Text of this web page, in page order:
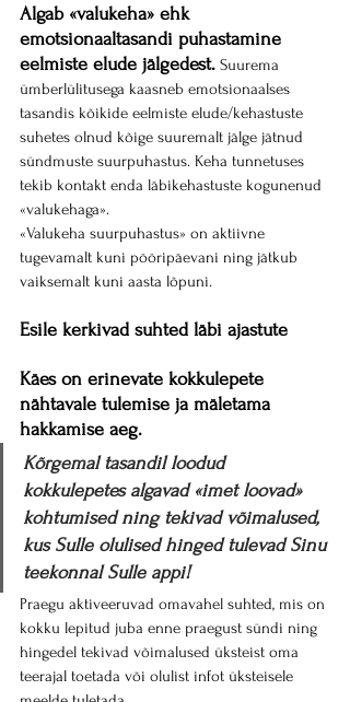
Algab «valukeha» ehk
emotsionaaltasandi puhastamine
eelmiste elude jälgedest. Suurema
ümberlülitusega kaasneb emotsionaalses
tasandis kõikide eelmiste elude/kehastuste
suhetes olnud kõige suuremalt jälge jätnud
sündmuste suurpuhastus. Keha tunnetuses
tekib kontakt enda läbikehastuste kogunenud
«valukehaga».
«Valukeha suurpuhastus» on aktiivne
tugevamalt kuni pööripäevani ning jätkub
vaiksemalt kuni aasta lõpuni.
Esile kerkivad suhted läbi ajastute
Käes on erinevate kokkulepete
nähtavale tulemise ja mäletama
hakkamise aeg.
Kõrgemal tasandil loodud
kokkulepetes algavad «imet loovad»
kohtumised ning tekivad võimalused,
kus Sulle olulised hinged tulevad Sinu
teekonnal Sulle appi!
Praegu aktiveeruvad omavahel suhted, mis on
kokku lepitud juba enne praegust sündi ning
hingedel tekivad võimalused üksteist oma
teerajal toetada või olulist infot üksteisele